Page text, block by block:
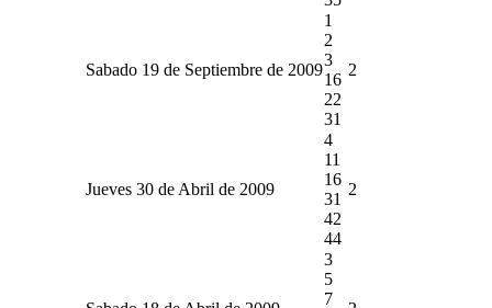
Sabado 19 de Septiembre de 2009
1
2
3
16
22
31
2
Jueves 30 de Abril de 2009
4
11
16
31
42
44
2
3
5
7